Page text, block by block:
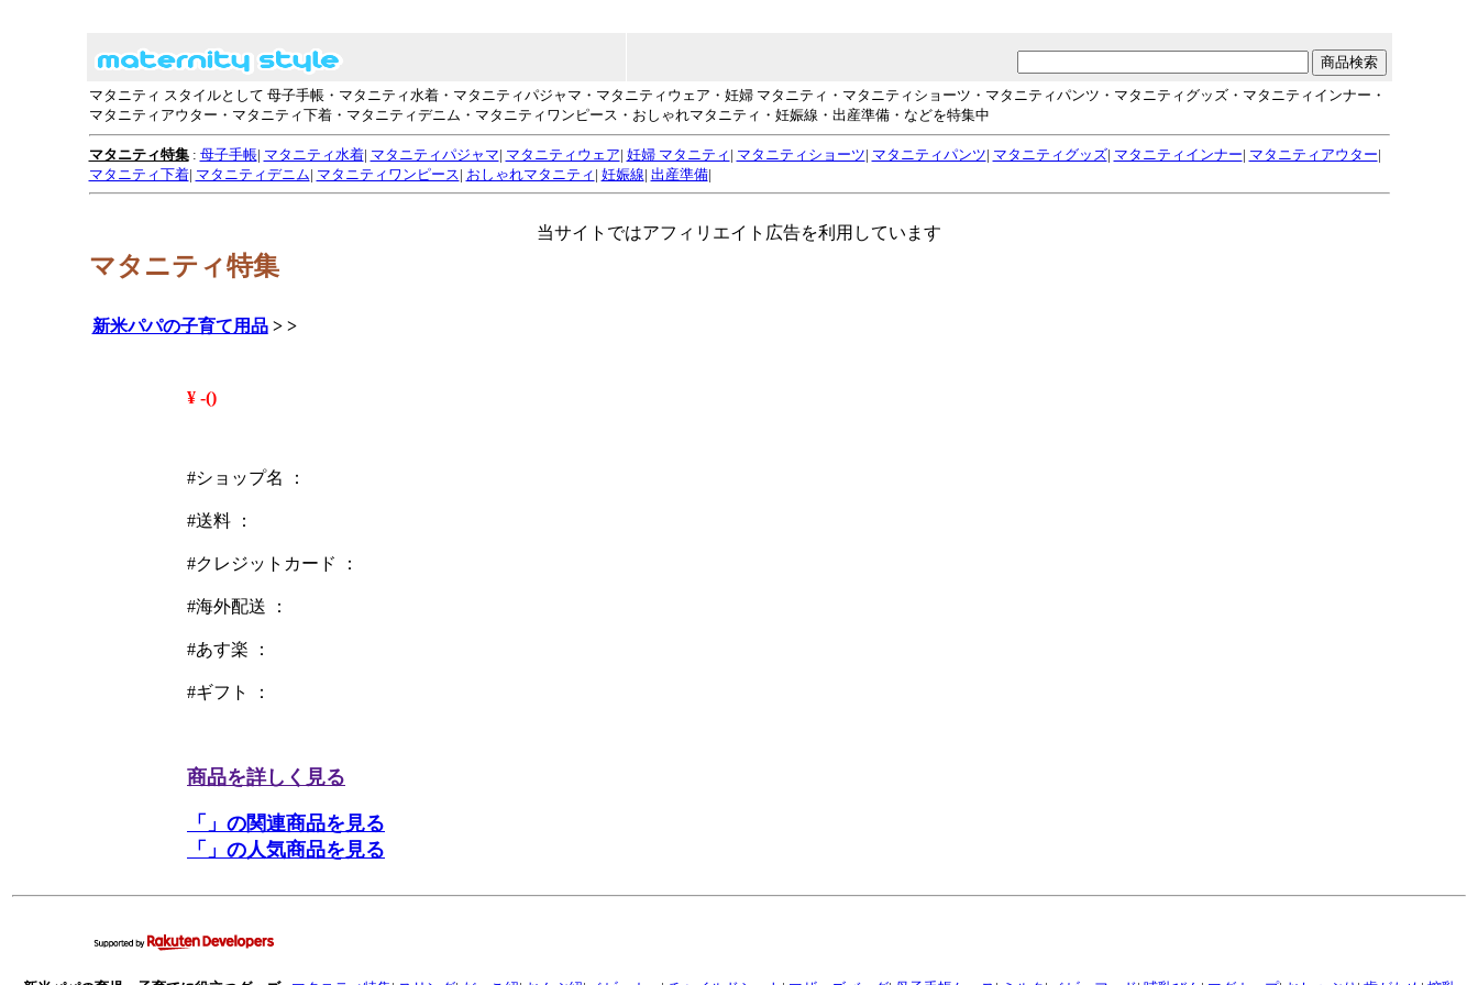
マタニティ スタイルとして 母子手帳・マタニティ水着・マタニティパジャマ・マタニティウェア・妊婦 マタニティ・マタニティショーツ・マタニティパンツ・マタニティグッズ・マタニティインナー・
マタニティアウター・マタニティ下着・マタニティデニム・マタニティワンピース・おしゃれマタニティ・妊娠線・出産準備・などを特集中
マタニティ特集: 母子手帳| マタニティ水着| マタニティパジャマ| マタニティウェア| 妊婦 マタニティ | マタニティショーツ| マタニティパンツ| マタニティグッズ| マタニティインナー| マタニティアウター|
マタニティ下着| マタニティデニム| マタニティワンピース| おしゃれマタニティ | 妊娠線| 出産準備|
当サイトではアフィリエイト広告を利用しています
マタニティ特集
新米パパの子育て用品> >
¥ -()
#ショップ名 ：
#送料 ：
#クレジットカード ：
#海外配送 ：
#あす楽 ：
#ギフト ：
商品を詳しく見る
「」の関連商品を見る
「」の人気商品を見る